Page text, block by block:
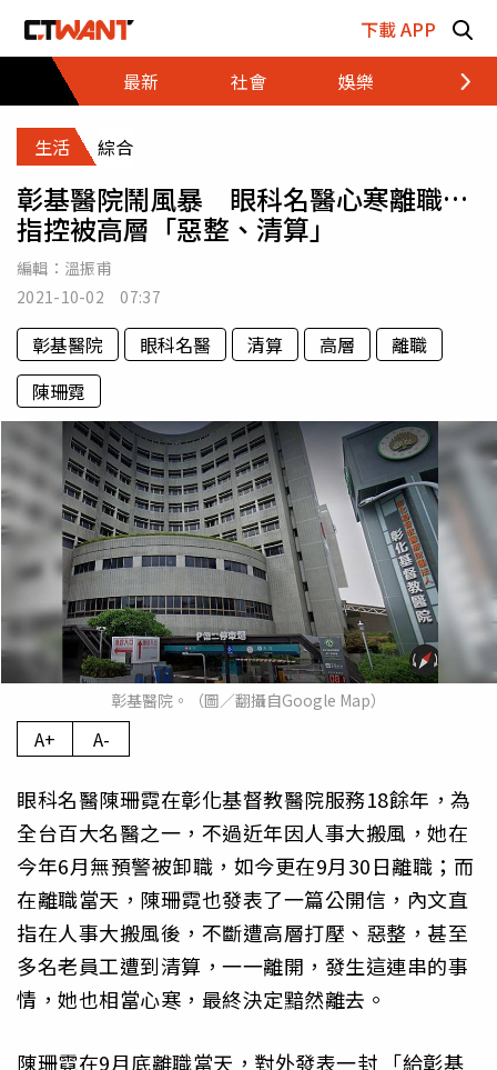
下載 APP
最新
社會 娛樂 財經
生活 綜合
彰基醫院鬧風暴 眼科名醫心寒離職…
指控被高層「惡整、清算」
編輯： 溫振甫
2021-10-02 07:37
彰基醫院 眼科名醫 清算 高層
離職
陳珊霓
彰基醫院。（圖／翻攝自Google Map）
A+ A-
眼科名醫陳珊霓在彰化基督教醫院服務18餘年，為
全台百大名醫之一，不過近年因人事大搬風，她在
今年6月無預警被卸職，如今更在9月30日離職；而
在離職當天，陳珊霓也發表了一篇公開信，內文直
指在人事大搬風後，不斷遭高層打壓、惡整，甚至
多名老員工遭到清算，一一離開，發生這連串的事
情，她也相當心寒，最終決定黯然離去。
陳珊霓在9月底離職當天，對外發表一封 「給彰基